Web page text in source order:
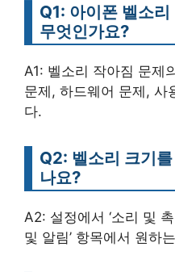
Q1: 아이폰 벨소
무엇인가요?
A1: 벨소리 작아짐 문제
문제, 하드웨어 문제, 사
다.
Q2: 벨소리 크기
나요?
A2: 설정에서 ‘소리 및
및 알림’ 항목에서 원하